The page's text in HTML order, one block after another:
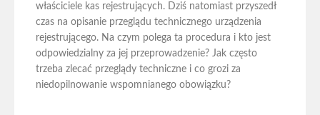
właściciele kas rejestrujących. Dziś natomiast przyszedł
czas na opisanie przeglądu technicznego urządzenia
rejestrującego. Na czym polega ta procedura i kto jest
odpowiedzialny za jej przeprowadzenie? Jak często
trzeba zlecać przeglądy techniczne i co grozi za
niedopilnowanie wspomnianego obowiązku?